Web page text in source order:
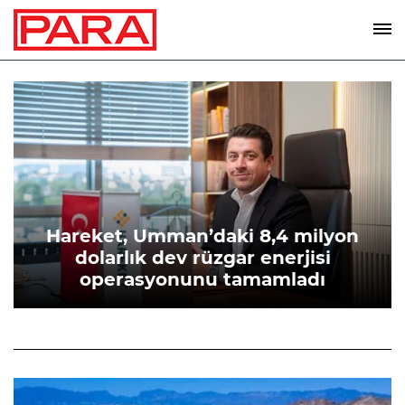
Hareket, Umman’daki 8,4 milyon
dolarlık dev rüzgar enerjisi
operasyonunu tamamladı